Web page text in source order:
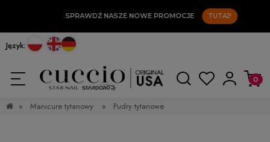
SPRAWDŹ NASZE NOWE PROMOCJE TUTAJ!
Język:
» Manicure tytanowy » Pudry tytanowe